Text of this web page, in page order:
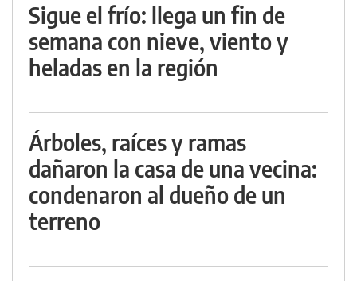
Sigue el frío: llega un fin de
semana con nieve, viento y
heladas en la región
Árboles, raíces y ramas
dañaron la casa de una vecina:
condenaron al dueño de un
terreno